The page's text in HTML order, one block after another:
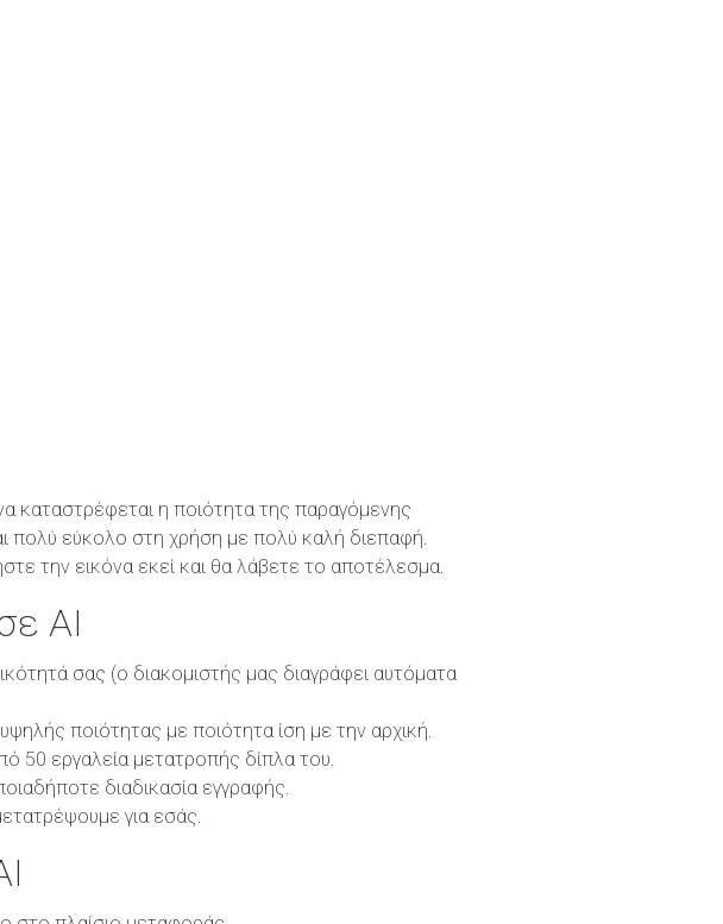
καταστρέφεται η ποιότητα της παραγόμενης
πολύ εύκολο στη χρήση με πολύ καλή διεπαφή.
την εικόνα εκεί και θα λάβετε το αποτέλεσμα.
AI
σας (ο διακομιστής μας διαγράφει αυτόματα
ποιότητας με ποιότητα ίση με την αρχική.
50 εργαλεία μετατροπής δίπλα του.
διαδικασία εγγραφής.
για εσάς.